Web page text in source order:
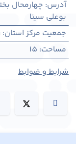
آدرس: چهارمحال
بوعلی سینا
جمعیت مرکز استان:
مساحت:
15
شرایط و ضوابط